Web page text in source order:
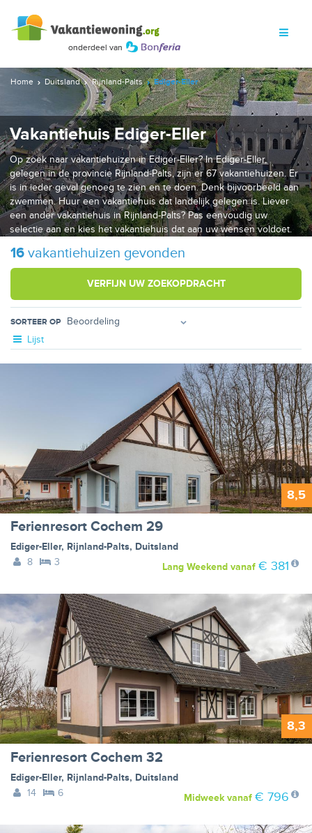
Home Duitsland Rijnland-Palts Ediger-Eller
Vakantiehuis Ediger-Eller
Op zoek naar vakantiehuizen in Ediger-Eller? In Ediger-Eller,
gelegen in de provincie Rijnland-Palts, zijn er 67 vakantiehuizen. Er
is in ieder geval genoeg te zien en te doen. Denk bijvoorbeeld aan
zwemmen. Huur een vakantiehuis dat landelijk gelegen is. Liever
een ander vakantiehuis in Rijnland-Palts? Pas eenvoudig uw
selectie aan en kies het vakantiehuis dat aan uw wensen voldoet.
16 vakantiehuizen gevonden
VERFIJN UW ZOEKOPDRACHT
SORTEER OP
Lijst
8,5
Ferienresort Cochem 29
Ediger-Eller, Rijnland-Palts, Duitsland
8
3 Lang Weekendvanaf € 381
8,3
Ferienresort Cochem 32
Ediger-Eller, Rijnland-Palts, Duitsland
14
6 Midweekvanaf € 796